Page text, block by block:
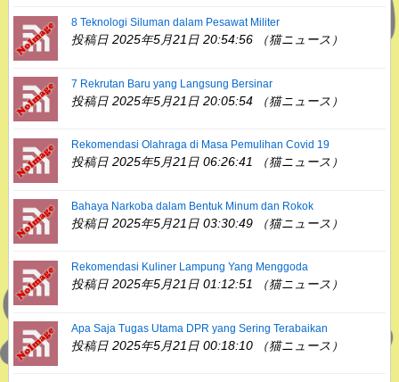
8 Teknologi Siluman dalam Pesawat Militer
投稿日 2025年5月21日 20:54:56 （猫ニュース）
7 Rekrutan Baru yang Langsung Bersinar
投稿日 2025年5月21日 20:05:54 （猫ニュース）
Rekomendasi Olahraga di Masa Pemulihan Covid 19
投稿日 2025年5月21日 06:26:41 （猫ニュース）
Bahaya Narkoba dalam Bentuk Minum dan Rokok
投稿日 2025年5月21日 03:30:49 （猫ニュース）
Rekomendasi Kuliner Lampung Yang Menggoda
投稿日 2025年5月21日 01:12:51 （猫ニュース）
Apa Saja Tugas Utama DPR yang Sering Terabaikan
投稿日 2025年5月21日 00:18:10 （猫ニュース）